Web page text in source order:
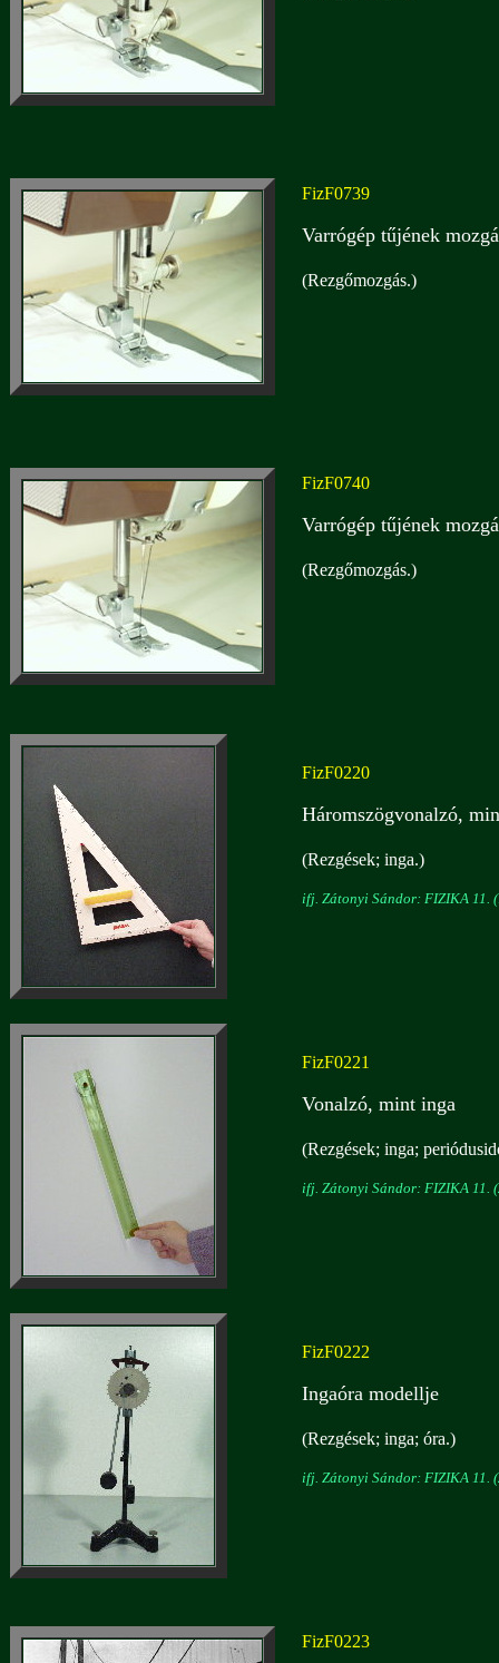
FizF0739
Varrógép tűjének
(Rezgőmozgás.)
FizF0740
Varrógép tűjének
(Rezgőmozgás.)
FizF0220
Háromszögvonalzó,
(Rezgések; inga.)
ifj. Zátonyi Sándor: FIZIKA 11.
FizF0221
Vonalzó, mint inga
(Rezgések; inga;
ifj. Zátonyi Sándor: FIZIKA 11.
FizF0222
Ingaóra modellje
(Rezgések; inga; óra.)
ifj. Zátonyi Sándor: FIZIKA 11.
FizF0223